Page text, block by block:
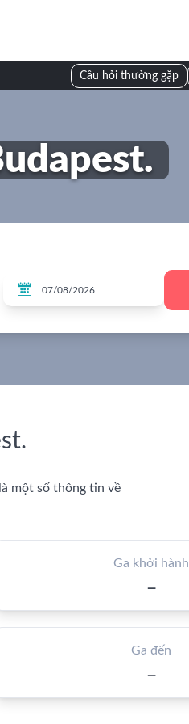
Câu hỏi thường gặp

một số thông tin về
Ga khởi hành
—
Ga đến
—